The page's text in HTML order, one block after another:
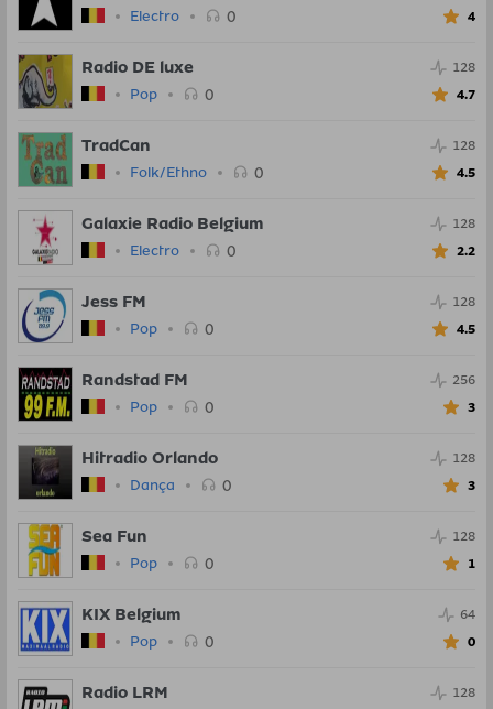
Electro 0
4
Radio DE luxe
Pop 0
128
4.7
TradCan
Folk/Ethno 0
128
4.5
Galaxie Radio Belgium
Electro 0
128
2.2
Jess FM
Pop 0
128
4.5
Randstad FM
Pop 0
256
3
Hitradio Orlando
Dança 0
128
3
Sea Fun
Pop 0
128
1
KIX Belgium
Pop 0
64
0
Radio LRM
128